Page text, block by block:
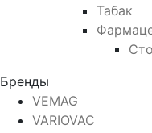
Табак
Бренды
VEMAG
VARIOVAC